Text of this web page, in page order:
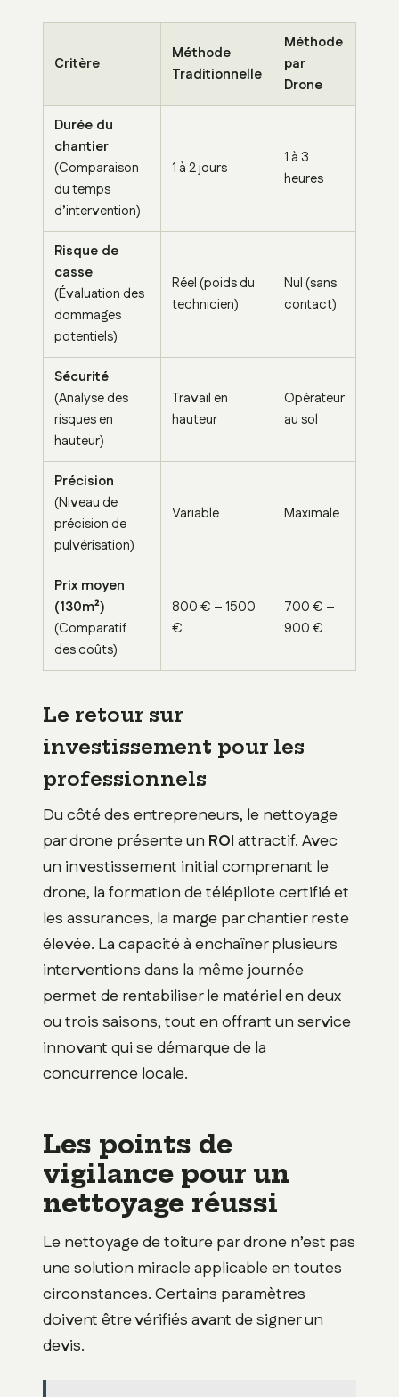
Critère
Méthode
Traditionnelle
Méthode
par
Drone
Durée du
chantier
(Comparaison
du temps
d’intervention)
1 à 2 jours
1 à 3
heures
Risque de
casse
(Évaluation des
dommages
potentiels)
Réel (poids du
technicien)
Nul (sans
contact)
Sécurité
(Analyse des
risques en
hauteur)
Travail en
hauteur
Opérateur
au sol
Précision
(Niveau de
précision de
pulvérisation)
Variable Maximale
Prix moyen
(130m²)
(Comparatif
des coûts)
800 € – 1500
€
700 € –
900 €
Le retour sur
investissement pour les
professionnels
Du côté des entrepreneurs, le nettoyage
par drone présente un ROIattractif. Avec
un investissement initial comprenant le
drone, la formation de télépilote certifié et
les assurances, la marge par chantier reste
élevée. La capacité à enchaîner plusieurs
interventions dans la même journée
permet de rentabiliser le matériel en deux
ou trois saisons, tout en offrant un service
innovant qui se démarque de la
concurrence locale.
Les points de
vigilance pour un
nettoyage réussi
Le nettoyage de toiture par drone n’est pas
une solution miracle applicable en toutes
circonstances. Certains paramètres
doivent être vérifiés avant de signer un
devis.